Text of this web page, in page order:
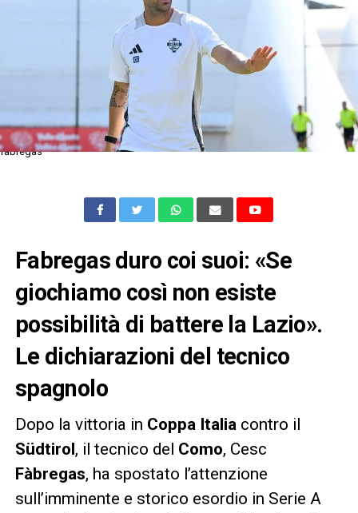
fabregas
Fabregas duro coi suoi: «Se
giochiamo così non esiste
possibilità di battere la Lazio».
Le dichiarazioni del tecnico
spagnolo
Dopo la vittoria in Coppa Italiacontro il
Südtirol, il tecnico del Como, Cesc
Fàbregas, ha spostato l’attenzione
sull’imminente e storico esordio in Serie A